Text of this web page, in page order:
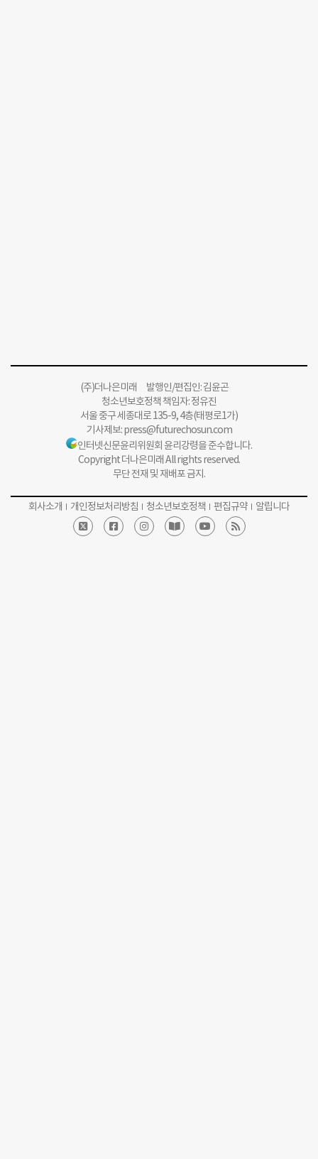
(주)더나은미래 발행인/편집인: 김윤곤
청소년보호정책 책임자: 정유진
서울 중구 세종대로 135-9, 4층(태평로1가)
기사제보:press@futurechosun.com
인터넷신문윤리위원회 윤리강령을 준수합니다.
Copyright 더나은미래 All rights reserved.
무단 전재 및 재배포 금지.
회사소개 개인정보처리방침 청소년보호정책 편집규약 알립니다